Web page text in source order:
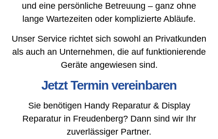
und eine persönliche Betreuung – ganz ohne
lange Wartezeiten oder komplizierte Abläufe.
Unser Service richtet sich sowohl an Privatkunden
als auch an Unternehmen, die auf funktionierende
Geräte angewiesen sind.
Jetzt Termin vereinbaren
Sie benötigen Handy Reparatur & Display
Reparatur in Freudenberg? Dann sind wir Ihr
zuverlässiger Partner.